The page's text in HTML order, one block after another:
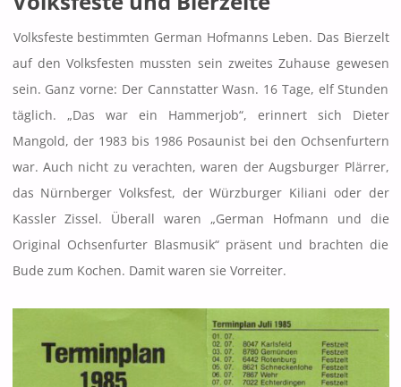
Volksfeste bestimmten German Hofmanns Leben. Das Bierzelt
auf den Volksfesten mussten sein zweites Zuhause gewesen
sein. Ganz vorne: Der Cannstatter Wasn. 16 Tage, elf Stunden
täglich. „Das war ein Hammerjob“, erinnert sich Dieter
Mangold, der 1983 bis 1986 Posaunist bei den Ochsenfurtern
war. Auch nicht zu verachten, waren der Augsburger Plärrer,
das Nürnberger Volksfest, der Würzburger Kiliani oder der
Kassler Zissel. Überall waren „German Hofmann und die
Original Ochsenfurter Blasmusik“ präsent und brachten die
Bude zum Kochen. Damit waren sie Vorreiter.